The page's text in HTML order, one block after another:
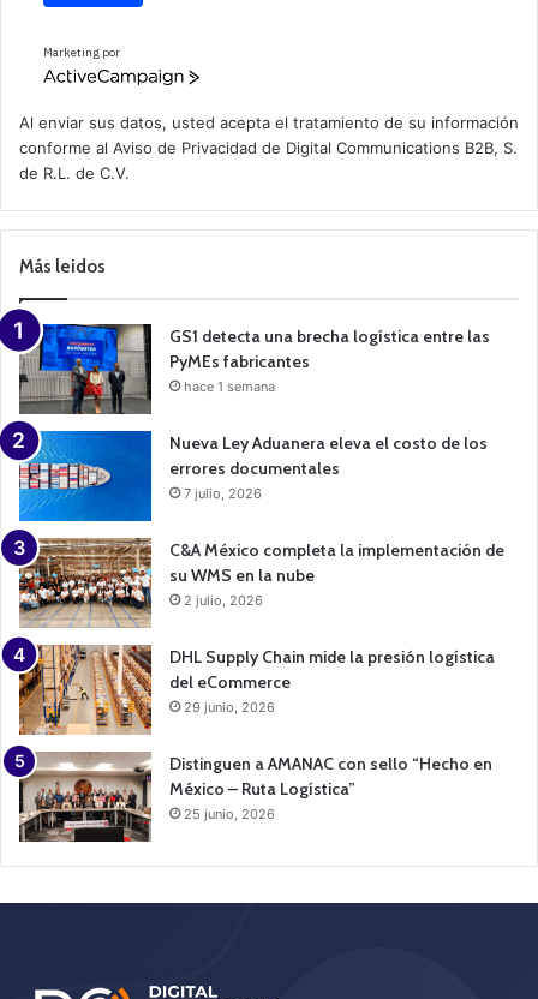
Marketing por
A
v
e
a
m
a
n
Al enviar sus datos, usted acepta el tratamiento de su información
conforme al Aviso de Privacidad de Digital Communications B2B, S.
de R.L. de C.V.
Más leidos
GS1 detecta una brecha logística entre las
PyMEs fabricantes
hace 1 semana
Nueva Ley Aduanera eleva el costo de los
errores documentales
7 julio, 2026
C&A México completa la implementación de
su WMS en la nube
2 julio, 2026
DHL Supply Chain mide la presión logística
del eCommerce
29 junio, 2026
Distinguen a AMANAC con sello “Hecho en
México – Ruta Logística”
25 junio, 2026